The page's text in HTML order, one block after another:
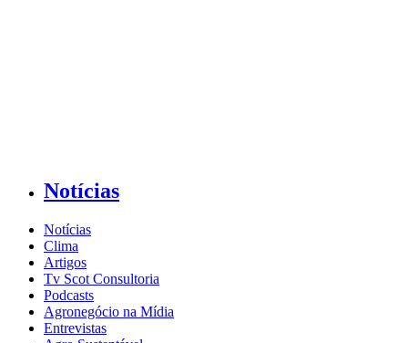
Notícias
Notícias
Clima
Artigos
Tv Scot Consultoria
Podcasts
Agronegócio na Mídia
Entrevistas